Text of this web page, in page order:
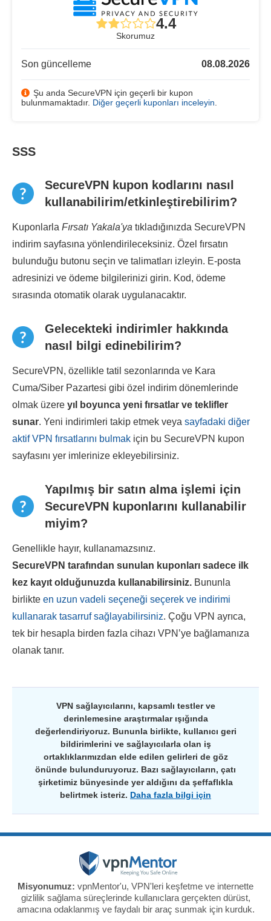
4.4
Skorumuz
Son güncelleme 08.08.2026
Şu anda SecureVPN için geçerli bir kupon
bulunmamaktadır. Diğer geçerli kuponları inceleyin
SSS
SecureVPN kupon kodlarını nasıl
kullanabilirim/etkinleştirebilirim?
Kuponlarla Fırsatı Yakala'ya tıkladığınızda SecureVPN
indirim sayfasına yönlendirileceksiniz. Özel fırsatın
bulunduğu butonu seçin ve talimatları izleyin. E-posta
adresinizi ve ödeme bilgilerinizi girin. Kod, ödeme
sırasında otomatik olarak uygulanacaktır.
Gelecekteki indirimler hakkında
nasıl bilgi edinebilirim?
SecureVPN, özellikle tatil sezonlarında ve Kara
Cuma/Siber Pazartesi gibi özel indirim dönemlerinde
olmak üzere yıl boyunca yeni fırsatlar ve teklifler
sunar. Yeni indirimleri takip etmek veya sayfadaki diğer
aktif VPN fırsatlarını bulmak için bu SecureVPN kupon
sayfasını yer imlerinize ekleyebilirsiniz.
Yapılmış bir satın alma işlemi için
SecureVPN kuponlarını kullanabilir
miyim?
Genellikle hayır, kullanamazsınız.
SecureVPN tarafından sunulan kuponları sadece ilk
kez kayıt olduğunuzda kullanabilirsiniz. Bununla
birlikte en uzun vadeli seçeneği seçerek ve indirimi
kullanarak tasarruf sağlayabilirsiniz. Çoğu VPN ayrıca,
tek bir hesapla birden fazla cihazı VPN’ye bağlamanıza
olanak tanır.
VPN sağlayıcılarını, kapsamlı testler ve
derinlemesine araştırmalar ışığında
değerlendiriyoruz. Bununla birlikte, kullanıcı geri
bildirimlerini ve sağlayıcılarla olan iş
ortaklıklarımızdan elde edilen gelirleri de göz
önünde bulunduruyoruz. Bazı sağlayıcıların, çatı
şirketimiz bünyesinde yer aldığını da şeffaflıkla
belirtmek isteriz. Daha fazla bilgi için
Misyonumuz: vpnMentor'u, VPN'leri keşfetme ve internette
gizlilik sağlama süreçlerinde kullanıclara gerçekten dürüst,
amacına odaklanmış ve faydalı bir araç sunmak için kurduk.